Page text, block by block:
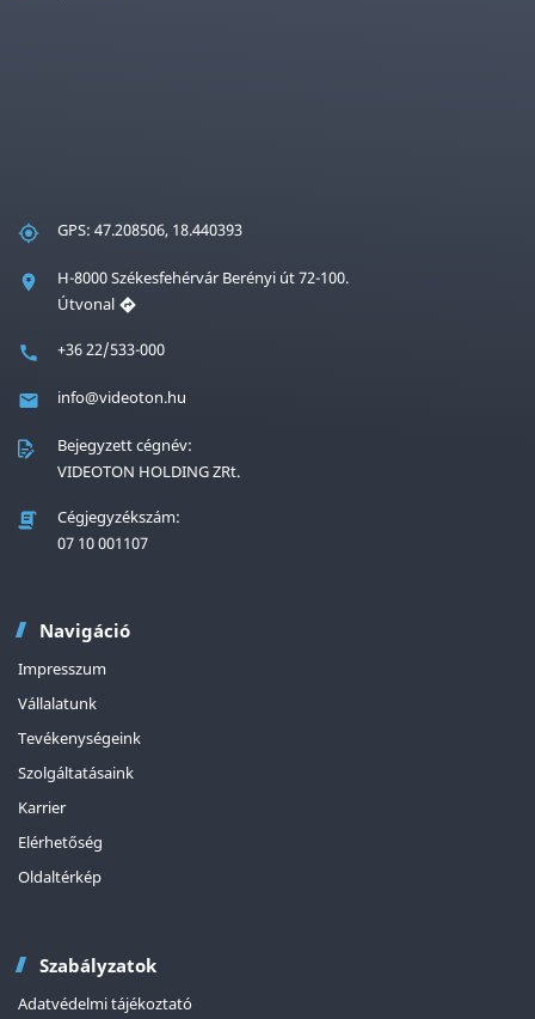
GPS: 47.208506, 18.440393
H-8000 Székesfehérvár Berényi út 72-100.
Útvonal
+36 22/533-000
info@videoton.hu
Bejegyzett cégnév:
VIDEOTON HOLDING ZRt.
Cégjegyzékszám:
07 10 001107
Navigáció
Impresszum
Vállalatunk
Tevékenységeink
Szolgáltatásaink
Karrier
Elérhetőség
Oldaltérkép
Szabályzatok
Adatvédelmi tájékoztató